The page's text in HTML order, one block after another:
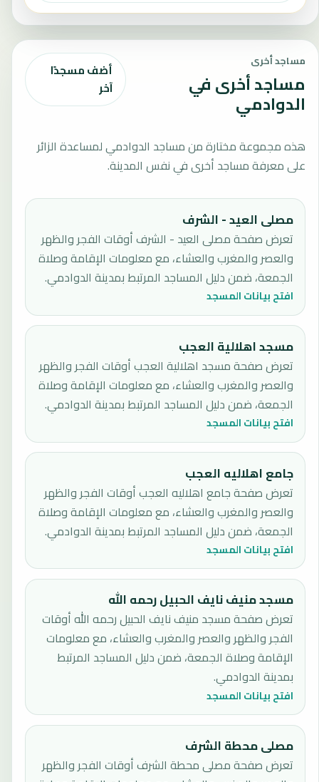
مساجد أخرى
مساجد أخرى في
الدوادمي
أضف مسجدًا
آخر
هذه مجموعة مختارة من مساجد الدوادمي لمساعدة الزائر
على معرفة مساجد أخرى في نفس المدينة.
مصلى العيد - الشرف
تعرض صفحة مصلى العيد - الشرف أوقات الفجر والظهر
والعصر والمغرب والعشاء، مع معلومات الإقامة وصلاة
الجمعة، ضمن دليل المساجد المرتبط بمدينة الدوادمي.
افتح بيانات المسجد
مسجد اهلالية العجب
تعرض صفحة مسجد اهلالية العجب أوقات الفجر والظهر
والعصر والمغرب والعشاء، مع معلومات الإقامة وصلاة
الجمعة، ضمن دليل المساجد المرتبط بمدينة الدوادمي.
افتح بيانات المسجد
جامع اهلاليه العجب
تعرض صفحة جامع اهلاليه العجب أوقات الفجر والظهر
والعصر والمغرب والعشاء، مع معلومات الإقامة وصلاة
الجمعة، ضمن دليل المساجد المرتبط بمدينة الدوادمي.
افتح بيانات المسجد
مسجد منيف نايف الحبيل رحمه الله
تعرض صفحة مسجد منيف نايف الحبيل رحمه الله أوقات
الفجر والظهر والعصر والمغرب والعشاء، مع معلومات
الإقامة وصلاة الجمعة، ضمن دليل المساجد المرتبط
بمدينة الدوادمي.
افتح بيانات المسجد
مصلى محطة الشرف
تعرض صفحة مصلى محطة الشرف أوقات الفجر والظهر